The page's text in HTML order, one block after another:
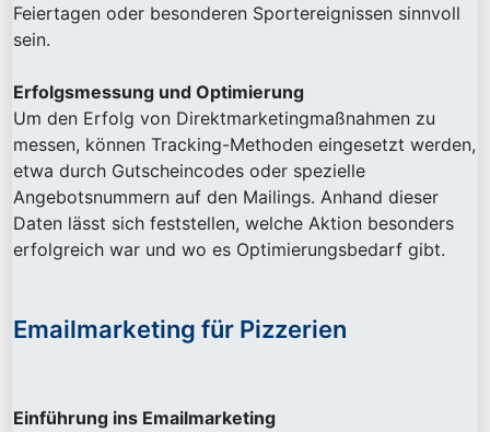
Feiertagen oder besonderen Sportereignissen sinnvoll
sein.
Erfolgsmessung und Optimierung
Um den Erfolg von Direktmarketingmaßnahmen zu
messen, können Tracking-Methoden eingesetzt werden,
etwa durch Gutscheincodes oder spezielle
Angebotsnummern auf den Mailings. Anhand dieser
Daten lässt sich feststellen, welche Aktion besonders
erfolgreich war und wo es Optimierungsbedarf gibt.
Emailmarketing für Pizzerien
Einführung ins Emailmarketing